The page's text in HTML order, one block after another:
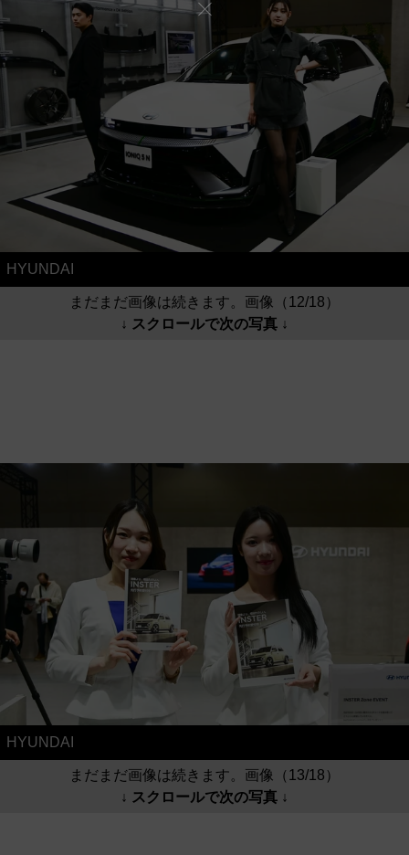
HYUNDAI
まだまだ画像は続きます。画像（12/18）
↓ スクロールで次の写真 ↓
HYUNDAI
まだまだ画像は続きます。画像（13/18）
↓ スクロールで次の写真 ↓